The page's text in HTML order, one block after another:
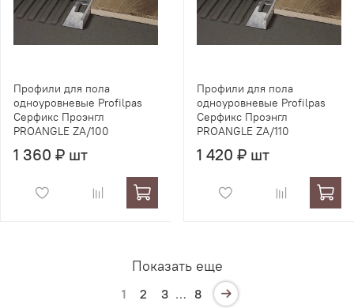
Профили для пола
одноуровневые Profilpas
Серфикс Проэнгл
PROANGLE ZA/100
1 360 ₽ шт
Профили для пола
одноуровневые Profilpas
Серфикс Проэнгл
PROANGLE ZA/110
1 420 ₽ шт
Показать еще
1 2 3 … 8